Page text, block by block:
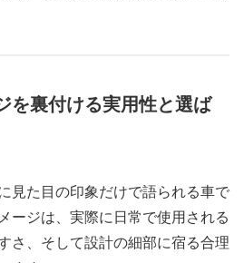
を裏付ける実用性と選ば
見た目の印象だけで語られる車で
ージは、実際に日常で使用される
さ、そして設計の細部に宿る合理